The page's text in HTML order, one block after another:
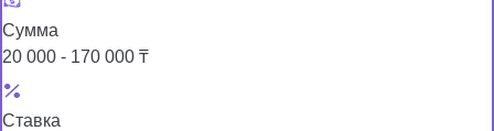
Сумма
20 000 - 170 000 ₸
Ставка